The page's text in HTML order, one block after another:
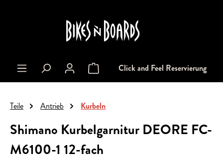
Warenkorb enthält 0 Positionen. Der
Click and Feel Reservierung
Teile Antrieb Kurbeln
Shimano Kurbelgarnitur DEORE FC-
M6100-1 12-fach